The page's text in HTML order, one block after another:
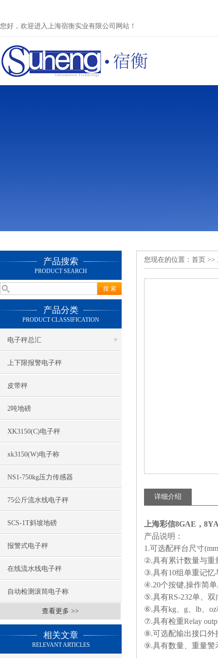
您好，欢迎进入上海宿衡实业有限公司网站！
产品搜索
PRODUCT SEARCH
产品分类
PRODUCT CLASSIFICATION
电子秤总汇
上下限报警电子秤
皮带秤
2吨地磅
XK3150(C)电子秤
xk3150(W)电子称
NS1-750kg压力传感器
75公斤流水线电子秤
SCS-1T斜坡地磅
报警式电子秤
在线流水线电子秤
自动检测滚筒电子称
查看更多 >>
相关文章
RELEVANT ARTICLES
您现在的位置： 首页 >>
详细介绍
上海彩信8GAE，
产品说明：
1.可选配秤台尺寸
②.具有累计数量与重
③.具有10组单重记忆
④.20个按键,操作简单
⑤.具有RS-232单、双
⑥.具有kg g lb oz
⑦.具有检重Relay
⑧.可选配输出接口外
⑨.具有数量、重量警